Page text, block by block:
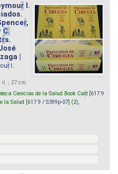
r I.
r,
C.
rs.
|
r I.
il. ; 27 cm.
Ciencias de la Salud Book Cart [ 617.9
la Salud [ 617.9 / S399p-07 ] (2),